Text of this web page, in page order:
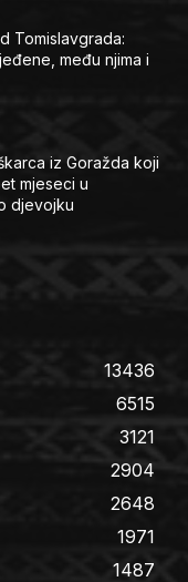
Tomislavgrada:
među njima i
iz Goražda koji
mjeseci u
djevojku
13436
6515
3121
2904
2648
1971
1487